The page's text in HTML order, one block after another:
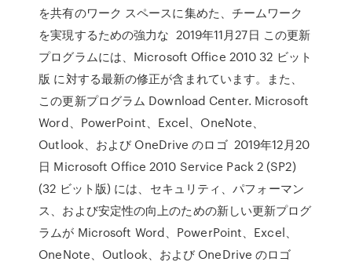
を共有のワーク スペースに集めた、チームワーク
を実現するための強力な 2019年11月27日 この更新
プログラムには、Microsoft Office 2010 32 ビット
版 に対する最新の修正が含まれています。また、
この更新プログラム Download Center. Microsoft
Word、PowerPoint、Excel、OneNote、
Outlook、および OneDrive のロゴ 2019年12月20
日 Microsoft Office 2010 Service Pack 2 (SP2)
(32 ビット版) には、セキュリティ、パフォーマン
ス、および安定性の向上のための新しい更新プログ
ラムが Microsoft Word、PowerPoint、Excel、
OneNote、Outlook、および OneDrive のロゴ